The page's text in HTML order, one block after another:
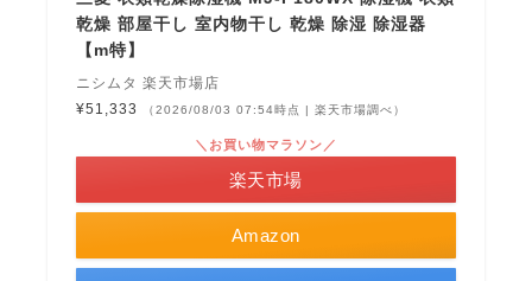
乾燥 部屋干し 室内物干し 乾燥 除湿 除湿器
【m特】
ニシムタ 楽天市場店
¥51,333
（2026/08/03 07:54時点 | 楽天市場調べ）
Amazon
＼お買い物マラソン／
楽天市場